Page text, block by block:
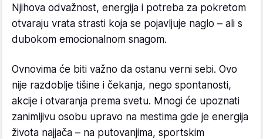
Njihova odvažnost, energija i potreba za pokretom
otvaraju vrata strasti koja se pojavljuje naglo – ali s
dubokom emocionalnom snagom.
Ovnovima će biti važno da ostanu verni sebi. Ovo
nije razdoblje tišine i čekanja, nego spontanosti,
akcije i otvaranja prema svetu. Mnogi će upoznati
zanimljivu osobu upravo na mestima gde je energija
života najjača – na putovanjima, sportskim